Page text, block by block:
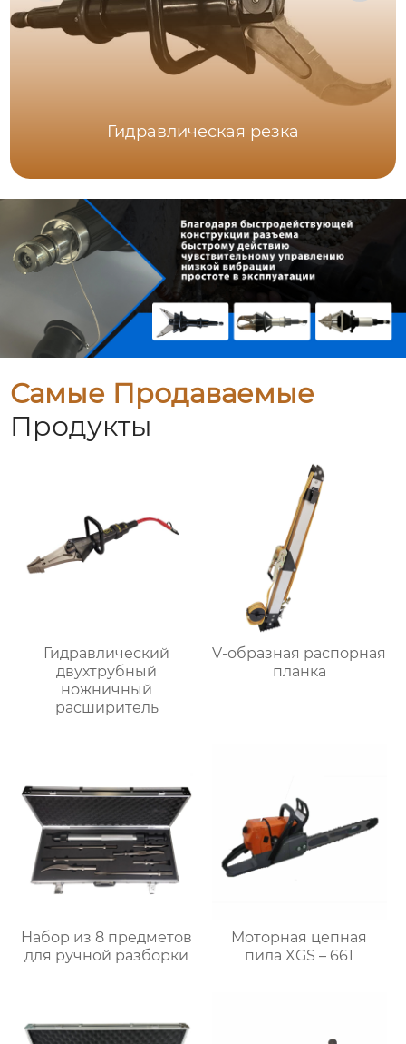
Гидравлическая резка
Самые Продаваемые
Продукты
Гидравлический
двухтрубный
ножничный
расширитель
V-образная распорная
планка
Набор из 8 предметов
для ручной разборки
Моторная цепная
пила XGS – 661